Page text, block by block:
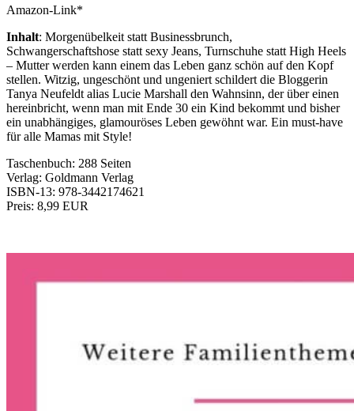
Amazon-Link*
Inhalt: Morgenübelkeit statt Businessbrunch,
Schwangerschaftshose statt sexy Jeans, Turnschuhe statt High Heels
– Mutter werden kann einem das Leben ganz schön auf den Kopf
stellen. Witzig, ungeschönt und ungeniert schildert die Bloggerin
Tanya Neufeldt alias Lucie Marshall den Wahnsinn, der über einen
hereinbricht, wenn man mit Ende 30 ein Kind bekommt und bisher
ein unabhängiges, glamouröses Leben gewöhnt war. Ein must-have
für alle Mamas mit Style!
Taschenbuch: 288 Seiten
Verlag: Goldmann Verlag
ISBN-13: 978-3442174621
Preis: 8,99 EUR